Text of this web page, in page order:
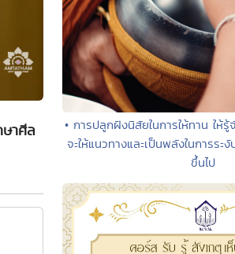
าศีล
• การปลูกฝังนิสัยในการให้ทาน ให้
จะให้แนวทางและเป็นพลังในการระ
ขึ้นไป